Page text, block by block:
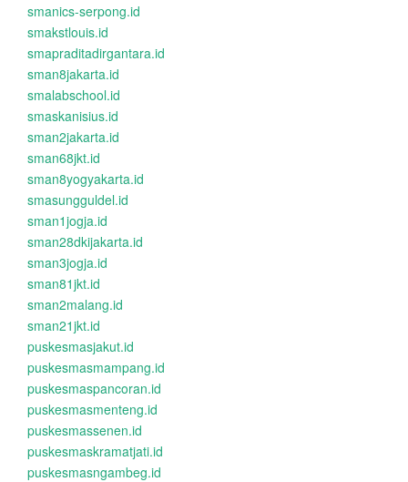
smanics-serpong.id
smakstlouis.id
smapraditadirgantara.id
sman8jakarta.id
smalabschool.id
smaskanisius.id
sman2jakarta.id
sman68jkt.id
sman8yogyakarta.id
smasungguldel.id
sman1jogja.id
sman28dkijakarta.id
sman3jogja.id
sman81jkt.id
sman2malang.id
sman21jkt.id
puskesmasjakut.id
puskesmasmampang.id
puskesmaspancoran.id
puskesmasmenteng.id
puskesmassenen.id
puskesmaskramatjati.id
puskesmasngambeg.id